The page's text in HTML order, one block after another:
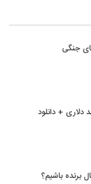
جنگی
دلاری + دانلود
برنده باشیم؟